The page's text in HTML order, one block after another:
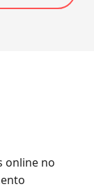
online no